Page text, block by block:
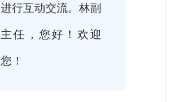
进行互动交流。林副
主任，您好！欢迎
您！